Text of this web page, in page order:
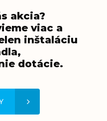
akcia?
viac a
inštaláciu
dotácie.